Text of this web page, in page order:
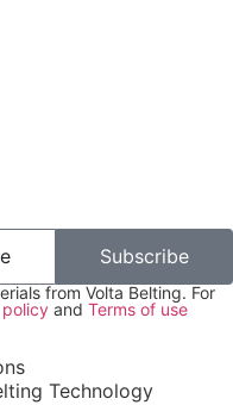
from Volta Belting. For
and Terms of use
Subscribe
Technology